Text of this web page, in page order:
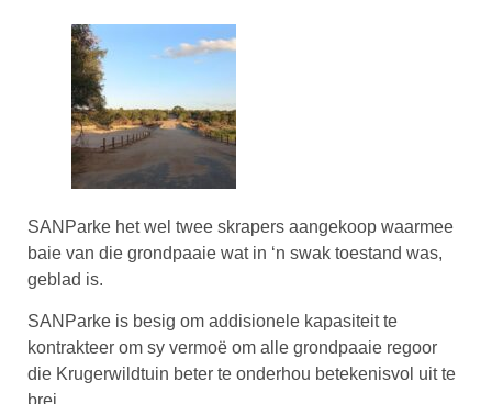
SANParke het wel twee skrapers aangekoop waarmee
baie van die grondpaaie wat in ‘n swak toestand was,
geblad is.
SANParke is besig om addisionele kapasiteit te
kontrakteer om sy vermoë om alle grondpaaie regoor
die Krugerwildtuin beter te onderhou betekenisvol uit te
brei.